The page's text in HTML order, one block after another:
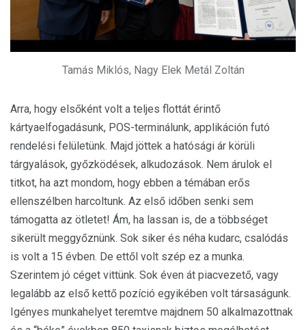
Tamás Miklós, Nagy Elek Metál Zoltán
Arra, hogy elsőként volt a teljes flottát érintő
kártyaelfogadásunk, POS-terminálunk, applikáción futó
rendelési felületünk. Majd jöttek a hatósági ár körüli
tárgyalások, győzködések, alkudozások. Nem árulok el
titkot, ha azt mondom, hogy ebben a témában erős
ellenszélben harcoltunk. Az első időben senki sem
támogatta az ötletet! Ám, ha lassan is, de a többséget
sikerült meggyőznünk. Sok siker és néha kudarc, csalódás
is volt a 15 évben. De ettől volt szép ez a munka.
Szerintem jó céget vittünk. Sok éven át piacvezető, vagy
legalább az első kettő pozíció egyikében volt társaságunk.
Igényes munkahelyet teremtve majdnem 50 alkalmazottnak